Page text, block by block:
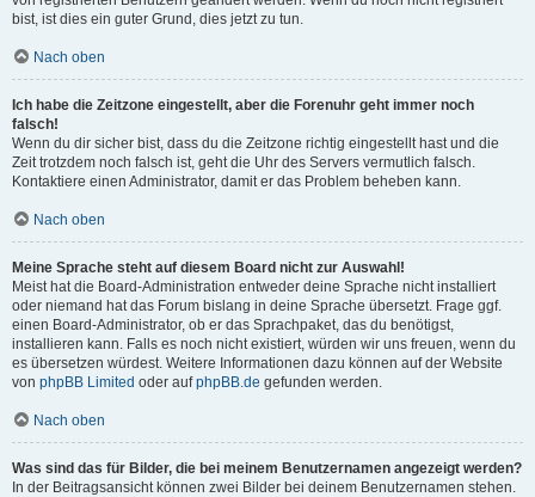
bist, ist dies ein guter Grund, dies jetzt zu tun.
Nach oben
Ich habe die Zeitzone eingestellt, aber die Forenuhr geht immer noch
falsch!
Wenn du dir sicher bist, dass du die Zeitzone richtig eingestellt hast und die
Zeit trotzdem noch falsch ist, geht die Uhr des Servers vermutlich falsch.
Kontaktiere einen Administrator, damit er das Problem beheben kann.
Nach oben
Meine Sprache steht auf diesem Board nicht zur Auswahl!
Meist hat die Board-Administration entweder deine Sprache nicht installiert
oder niemand hat das Forum bislang in deine Sprache übersetzt. Frage ggf.
einen Board-Administrator, ob er das Sprachpaket, das du benötigst,
installieren kann. Falls es noch nicht existiert, würden wir uns freuen, wenn du
es übersetzen würdest. Weitere Informationen dazu können auf der Website
von phpBB Limited oder aufphpBB.de gefunden werden.
Nach oben
Was sind das für Bilder, die bei meinem Benutzernamen angezeigt werden?
In der Beitragsansicht können zwei Bilder bei deinem Benutzernamen stehen.